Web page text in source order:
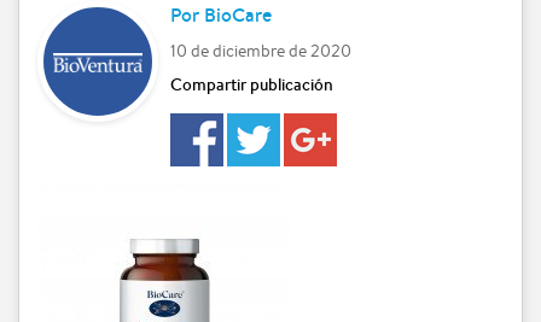
Por BioCare
10 de diciembre de 2020
Compartir publicación